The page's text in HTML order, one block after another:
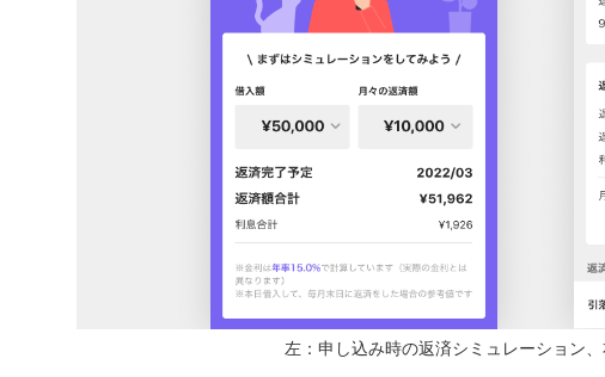
左：申し込み時の返済シミュレーション